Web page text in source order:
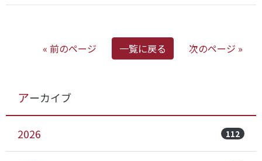
« 前のページ 一覧に戻る 次のページ »
アーカイブ
2026 112